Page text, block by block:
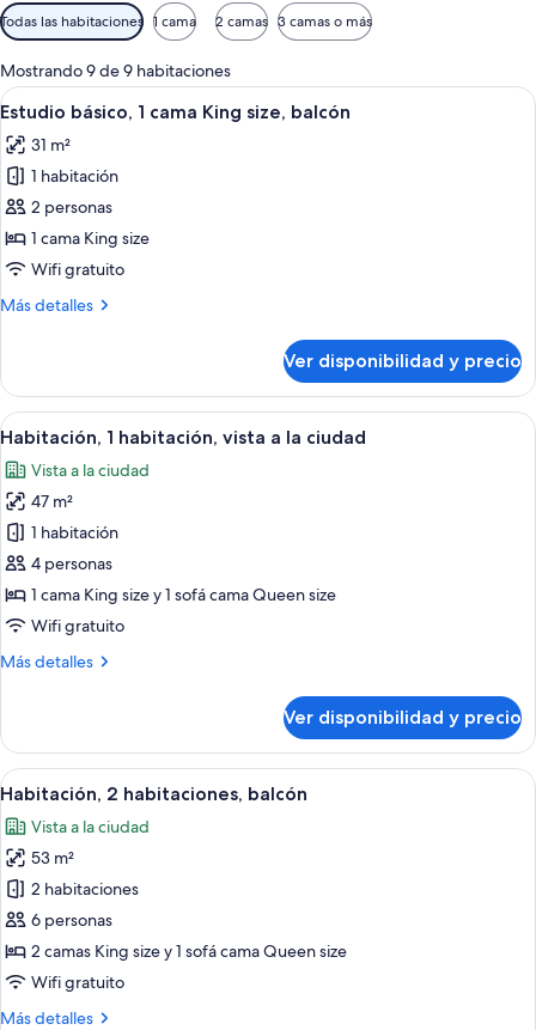
Filtros
disponibles
para
las
habitaciones
Todas las habitaciones 1 cama 2 camas 3 camas o más
Mostrando 9 de 9 habitaciones
Ver
todas
las
fotos
de
Estudio
básico,
cama
balcón
Un edificio residencial de varios
7
Estudio básico, 1 cama King size, balcón
31 m²
1 habitación
2 personas
1 cama King size
Wifi gratuito
Más detalles
Más
básico,
cama
size,
balcón
Ver disponibilidad y precio
Ver
todas
las
fotos
de
Habitación,
1
habitación,
a
Una sala moderna con una mesa de
6
Habitación, 1 habitación, vista a la ciudad
Vista a la ciudad
47 m²
1 habitación
4 personas
1 cama King size y 1 sofá cama Queen size
Wifi gratuito
Más detalles
Más
1
habitación,
vista
la
ciudad
Ver disponibilidad y precio
Ver
todas
las
fotos
de
Habitación,
2
habitaciones,
balcón
Un balcón con mesa y sillas, vistas a
7
Habitación, 2 habitaciones, balcón
Vista a la ciudad
53 m²
2 habitaciones
6 personas
2 camas King size y 1 sofá cama Queen size
Wifi gratuito
Más detalles
Más